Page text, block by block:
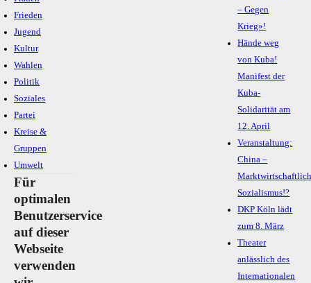
Frieden
Jugend
Kultur
Wahlen
Politik
Soziales
Partei
Kreise &
Gruppen
Umwelt
Für
optimalen
Benutzerservice
auf dieser
Webseite
verwenden
– Gegen
Krieg»!
Hände weg
von Kuba!
Manifest der
Kuba-
Solidarität am
12. April
Veranstaltung:
China –
Sozialismus!?
DKP Köln lädt
zum 8. März
Theater
anlässlich des
Internationalen